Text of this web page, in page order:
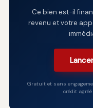
Ce bien est-il
revenu et votre
Gratuit et sans
crédit